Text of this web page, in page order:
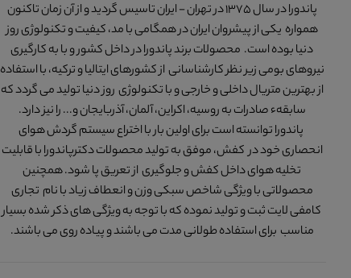
پاندورا در سال 1375 در تهران - ایران تاسیس گردید و از آن زمان تاکنون
همواره یکی از پیشروان ایران در همگامی با مد، کیفیت و تکنولوژی روز
دنیا بوده است. محصولات برند پاندورا در داخل کشور و با به کارگیری
نیروهای بومی زیر نظر کارشناسانی از کشورهای ایتالیا و ترکیه، با استفاده
از بهترین متریال داخلی و خارجی و با تکنولوژی روز دنیا تولید می گردد که
سابقهء صادرات به روسیه، اکراین، آلمان، آذربایجان و... را نیز دارد.
پاندورا توانسته است برای اولین بار با اختراع سیستم گردش هوای
انحصاری خود در کفش، موفق به تولید محصولات دکترپاندورا با قابلیت
تخلیه هوای داخل کفش و جلوگیری از تعریق پا شود. همچنین
محصولاتی با ویژگی شاخص سبکی وزن و انعطاف زیاد با نام تجاری
کامفی لایت ثبت و تولید نموده که با توجه به ویژگی های ذکر شده بسیار
مناسب برای استفاده طولانی مدت می باشند و پیاده روی می باشند.